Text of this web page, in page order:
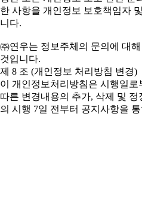
한 사항을 개인정보 보호책임자
니다.
㈜연우는 정보주체의 문의에 대
것입니다.
제 8 조 (개인정보 처리방침 변경)
이 개인정보처리방침은 시행일로
따른 변경내용의 추가, 삭제 및
의 시행 7일 전부터 공지사항을